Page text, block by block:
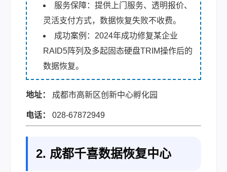
服务保障：提供上门服务、透明报价、
灵活支付方式，数据恢复失败不收费。
成功案例：2024年成功修复某企业
RAID5阵列及多起固态硬盘TRIM操作后的
数据恢复。
地址： 成都市高新区创新中心孵化园
电话： 028-67872949
2. 成都千喜数据恢复中心